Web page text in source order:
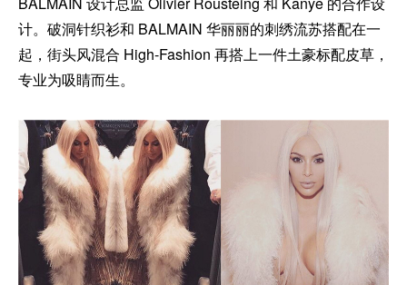
计。破洞针织衫和 BALMAIN 华丽丽的刺绣流苏搭配在一
起，街头风混合 High-Fashion 再搭上一件土豪标配皮草，
专业为吸睛而生。